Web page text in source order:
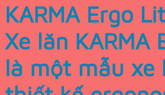
KARMA Ergo
Xe lăn KARMA
là một mẫu xe